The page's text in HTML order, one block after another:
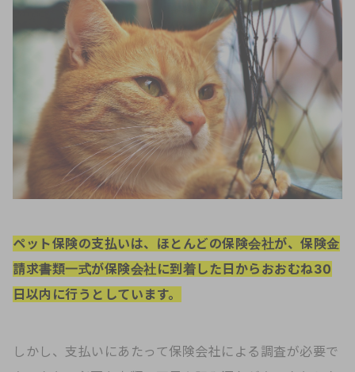
ペット保険の支払いは、ほとんどの保険会社が、保険金
請求書類一式が保険会社に到着した日からおおむね30
日以内に行うとしています。
しかし、支払いにあたって保険会社による調査が必要で